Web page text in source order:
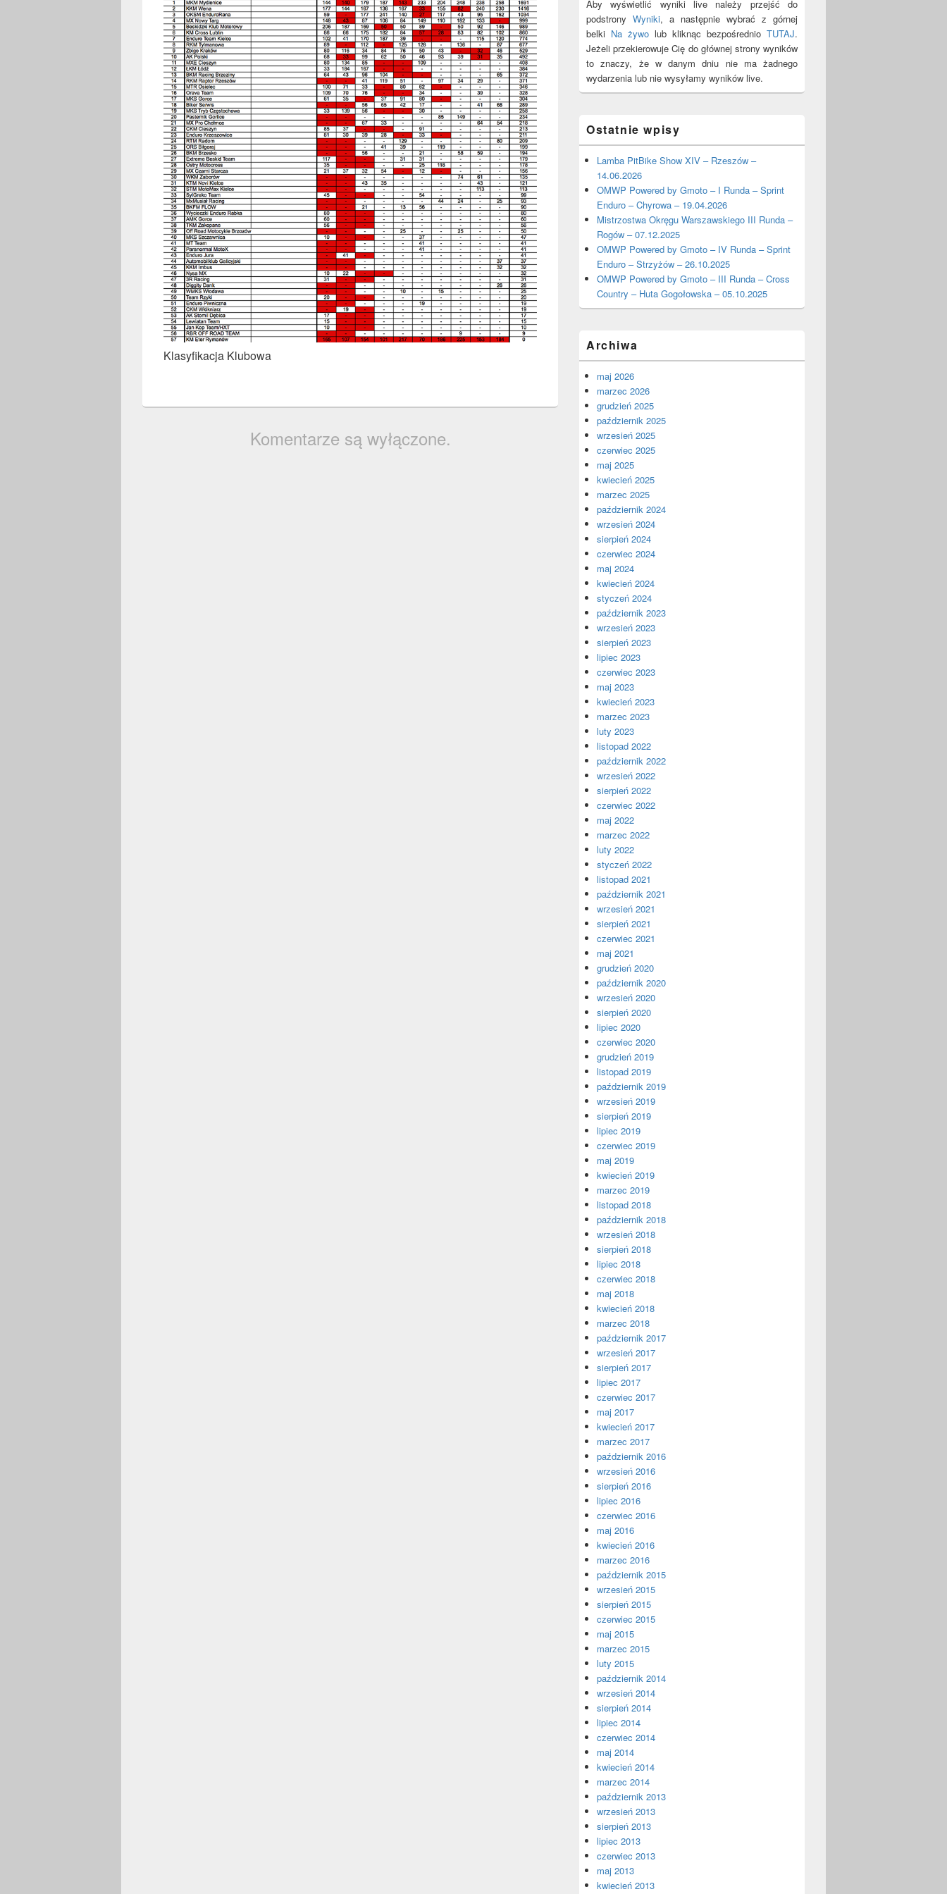
Klasyfikacja Klubowa
Komentarze są wyłączone.
Aby wyświetlić wyniki live należy przejść do
podstrony Wyniki, a następnie wybrać z górnej
belki Na żywo lub kliknąc bezpośrednio TUTAJ.
Jeżeli przekierowuje Cię do głównej strony wyników
to znaczy, że w danym dniu nie ma żadnego
wydarzenia lub nie wysyłamy wyników live.
Ostatnie wpisy
Lamba PitBike Show XIV – Rzeszów –
14.06.2026
OMWP Powered by Gmoto – I Runda – Sprint
Enduro – Chyrowa – 19.04.2026
Mistrzostwa Okręgu Warszawskiego III Runda –
Rogów – 07.12.2025
OMWP Powered by Gmoto – IV Runda – Sprint
Enduro – Strzyżów – 26.10.2025
OMWP Powered by Gmoto – III Runda – Cross
Country – Huta Gogołowska – 05.10.2025
Archiwa
maj 2026
marzec 2026
grudzień 2025
październik 2025
wrzesień 2025
czerwiec 2025
maj 2025
kwiecień 2025
marzec 2025
październik 2024
wrzesień 2024
sierpień 2024
czerwiec 2024
maj 2024
kwiecień 2024
styczeń 2024
październik 2023
wrzesień 2023
sierpień 2023
lipiec 2023
czerwiec 2023
maj 2023
kwiecień 2023
marzec 2023
luty 2023
listopad 2022
październik 2022
wrzesień 2022
sierpień 2022
czerwiec 2022
maj 2022
marzec 2022
luty 2022
styczeń 2022
listopad 2021
październik 2021
wrzesień 2021
sierpień 2021
czerwiec 2021
maj 2021
grudzień 2020
październik 2020
wrzesień 2020
sierpień 2020
lipiec 2020
czerwiec 2020
grudzień 2019
listopad 2019
październik 2019
wrzesień 2019
sierpień 2019
lipiec 2019
czerwiec 2019
maj 2019
kwiecień 2019
marzec 2019
listopad 2018
październik 2018
wrzesień 2018
sierpień 2018
lipiec 2018
czerwiec 2018
maj 2018
kwiecień 2018
marzec 2018
październik 2017
wrzesień 2017
sierpień 2017
lipiec 2017
czerwiec 2017
maj 2017
kwiecień 2017
marzec 2017
październik 2016
wrzesień 2016
sierpień 2016
lipiec 2016
czerwiec 2016
maj 2016
kwiecień 2016
marzec 2016
październik 2015
wrzesień 2015
sierpień 2015
czerwiec 2015
maj 2015
marzec 2015
luty 2015
październik 2014
wrzesień 2014
sierpień 2014
lipiec 2014
czerwiec 2014
maj 2014
kwiecień 2014
marzec 2014
październik 2013
wrzesień 2013
sierpień 2013
lipiec 2013
czerwiec 2013
maj 2013
kwiecień 2013